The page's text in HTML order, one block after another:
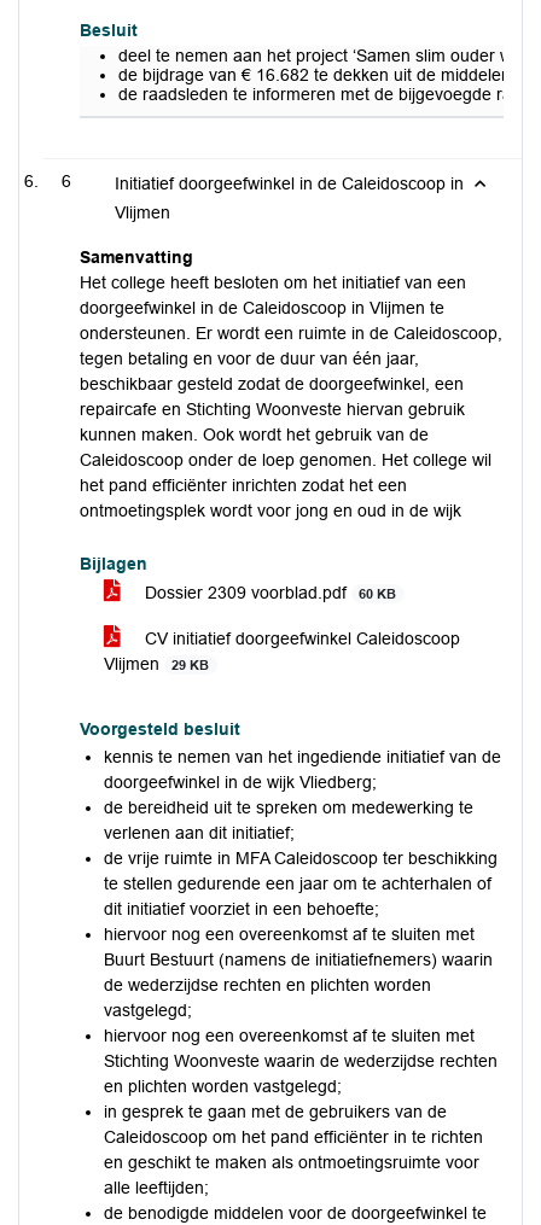
Besluit
deel te nemen aan het project ‘Samen slim ouder
de bijdrage van € 16.682 te dekken uit de middelen
de raadsleden te informeren met de bijgevoegde
6
Initiatief doorgeefwinkel in de Caleidoscoop in
Vlijmen
Samenvatting
Het college heeft besloten om het initiatief van een
doorgeefwinkel in de Caleidoscoop in Vlijmen te
ondersteunen. Er wordt een ruimte in de Caleidoscoop,
tegen betaling en voor de duur van één jaar,
beschikbaar gesteld zodat de doorgeefwinkel, een
repaircafe en Stichting Woonveste hiervan gebruik
kunnen maken. Ook wordt het gebruik van de
Caleidoscoop onder de loep genomen. Het college wil
het pand efficiënter inrichten zodat het een
ontmoetingsplek wordt voor jong en oud in de wijk
Bijlagen
Dossier 2309 voorblad.pdf
60 KB
CV initiatief doorgeefwinkel Caleidoscoop
Vlijmen
29 KB
Voorgesteld besluit
kennis te nemen van het ingediende initiatief van de
doorgeefwinkel in de wijk Vliedberg;
de bereidheid uit te spreken om medewerking te
verlenen aan dit initiatief;
de vrije ruimte in MFA Caleidoscoop ter beschikking
te stellen gedurende een jaar om te achterhalen of
dit initiatief voorziet in een behoefte;
hiervoor nog een overeenkomst af te sluiten met
Buurt Bestuurt (namens de initiatiefnemers) waarin
de wederzijdse rechten en plichten worden
vastgelegd;
hiervoor nog een overeenkomst af te sluiten met
Stichting Woonveste waarin de wederzijdse rechten
en plichten worden vastgelegd;
in gesprek te gaan met de gebruikers van de
Caleidoscoop om het pand efficiënter in te richten
en geschikt te maken als ontmoetingsruimte voor
alle leeftijden;
de benodigde middelen voor de doorgeefwinkel te